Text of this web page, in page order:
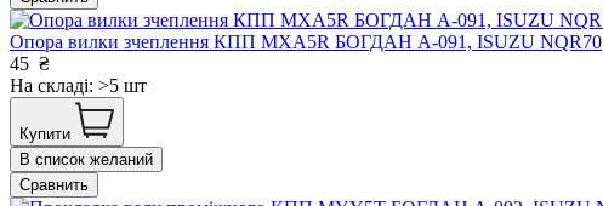
Опора вилки зчеплення КПП MXA5R БОГДАН А-091, ISUZU NQR70
45 ₴
На складі: >5 шт
Купити
В список желаний
Сравнить